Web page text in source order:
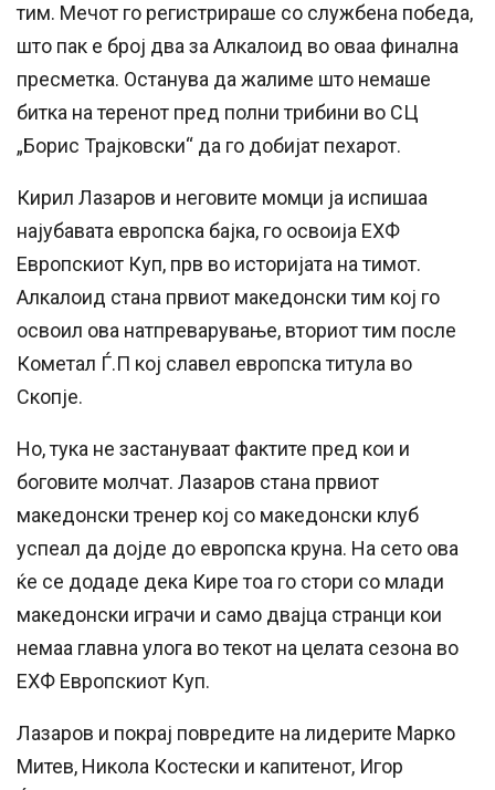
тим. Мечот го регистрираше со службена победа,
што пак е број два за Алкалоид во оваа финална
пресметка. Останува да жалиме што немаше
битка на теренот пред полни трибини во СЦ
„Борис Трајковски“ да го добијат пехарот.
Кирил Лазаров и неговите момци ја испишаа
најубавата европска бајка, го освоија ЕХФ
Европскиот Куп, прв во историјата на тимот.
Алкалоид стана првиот македонски тим кој го
освоил ова натпреварување, вториот тим после
Кометал Ѓ.П кој славел европска титула во
Скопје.
Но, тука не застануваат фактите пред кои и
боговите молчат. Лазаров стана првиот
македонски тренер кој со македонски клуб
успеал да дојде до европска круна. На сето ова
ќе се додаде дека Кире тоа го стори со млади
македонски играчи и само двајца странци кои
немаа главна улога во текот на целата сезона во
ЕХФ Европскиот Куп.
Лазаров и покрај повредите на лидерите Марко
Митев, Никола Костески и капитенот, Игор